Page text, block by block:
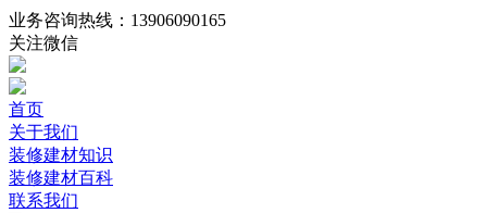
业务咨询热线： 13906090165
关注微信
首页
关于我们
装修建材知识
装修建材百科
联系我们